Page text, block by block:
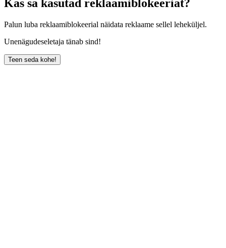
Kas sa kasutad reklaamiblokeeriat?
Palun luba reklaamiblokeerial näidata reklaame sellel leheküljel.
Unenägudeseletaja tänab sind!
Teen seda kohe!